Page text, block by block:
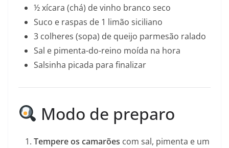
½ xícara (chá) de vinho branco seco
Suco e raspas de 1 limão siciliano
3 colheres (sopa) de queijo parmesão ralado
Sal e pimenta-do-reino moída na hora
Salsinha picada para finalizar
Modo de preparo
Tempere os camarões com sal, pimenta e um